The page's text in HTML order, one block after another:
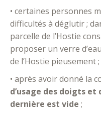
• certaines personnes
difficultés à déglutir ;
parcelle de l’Hostie
proposer un verre
de l’Hostie pieusement ;
• après avoir donné la
d’usage des doigts
dernière est vide ;